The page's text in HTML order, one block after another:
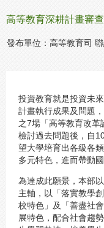
高等教育深耕計畫審
發布單位：高等教育司
投資教育就是投資未
計畫執行成果及問題
之7場「高等教育改革
檢討過去問題後，自
望大學培育出各級各
多元特色，進而帶動
為達成此願景，本部
主軸，以「落實教學
校特色」及「善盡社
展特色，配合社會趨